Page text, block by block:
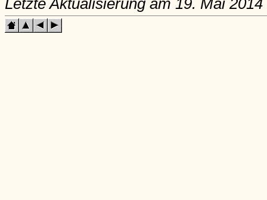
Letzte Aktualisierung am 19. Mai 2014